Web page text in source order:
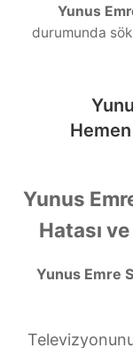
Yunus
durumunda
Yunus
Hatası
Yunus Emre